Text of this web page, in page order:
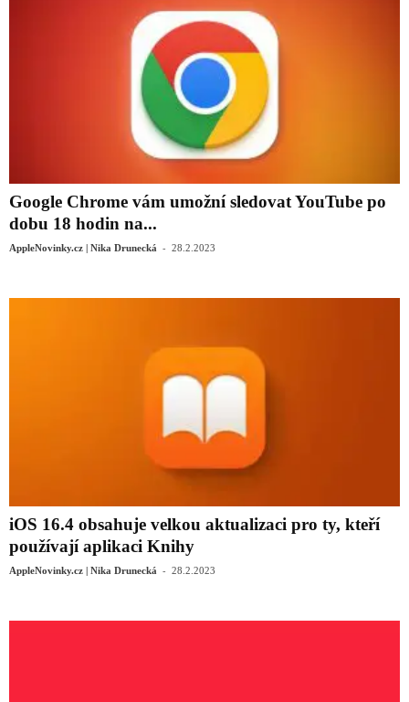
Google Chrome vám umožní sledovat YouTube po
dobu 18 hodin na...
AppleNovinky.cz | Nika Drunecká - 28.2.2023
iOS 16.4 obsahuje velkou aktualizaci pro ty, kteří
používají aplikaci Knihy
AppleNovinky.cz | Nika Drunecká - 28.2.2023